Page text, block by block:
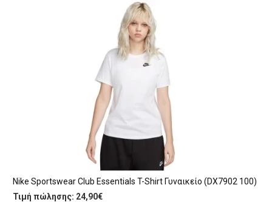
Nike Sportswear Club Essentials T-Shirt Γυναικείο (DX7902 100)
Τιμή πώλησης: 24,90€